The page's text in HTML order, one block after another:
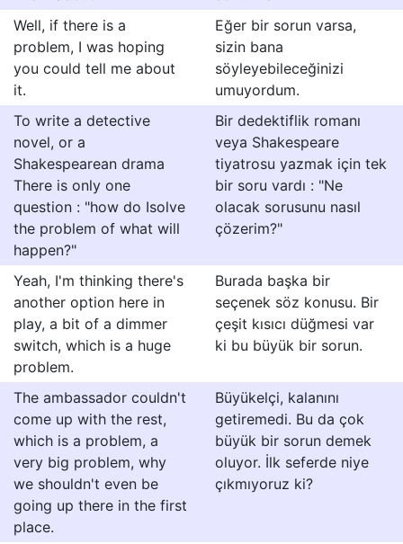
Well, if there is a
problem, I was hoping
you could tell me about
it.
Eğer bir sorun varsa,
sizin bana
söyleyebileceğinizi
umuyordum.
To write a detective
novel, or a
Shakespearean drama
There is only one
question : "how do Isolve
the problem of what will
happen?"
Bir dedektiflik romanı
veya Shakespeare
tiyatrosu yazmak için tek
bir soru vardı : "Ne
olacak sorusunu nasıl
çözerim?"
Yeah, I'm thinking there's
another option here in
play, a bit of a dimmer
switch, which is a huge
problem.
Burada başka bir
seçenek söz konusu. Bir
çeşit kısıcı düğmesi var
ki bu büyük bir sorun.
The ambassador couldn't
come up with the rest,
which is a problem, a
very big problem, why
we shouldn't even be
going up there in the first
place.
Büyükelçi, kalanını
getiremedi. Bu da çok
büyük bir sorun demek
oluyor. İlk seferde niye
çıkmıyoruz ki?